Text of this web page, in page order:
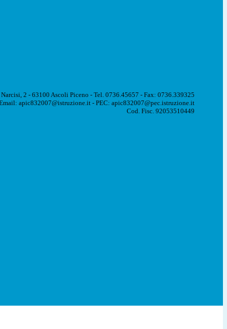
2 - 63100 Ascoli Piceno - Tel. 0736.45657 - Fax: 0736.339325
apic832007@istruzione.it - PEC: apic832007@pec.istruzione.it
Cod. Fisc. 92053510449